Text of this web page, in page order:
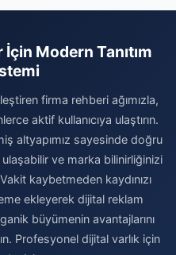
Modern Tanıtım
firma rehberi ağımızla,
aktif kullanıcıya ulaştırın.
altyapımız sayesinde doğru
ve marka bilinirliğinizi
kaybetmeden kaydınızı
ekleyerek dijital reklam
büyümenin avantajlarını
Profesyonel dijital varlık için